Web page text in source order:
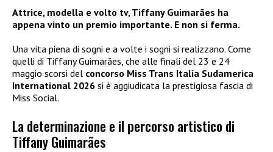
Attrice, modella e volto tv, Tiffany Guimarães ha
appena vinto un premio importante. E non si ferma.
Una vita piena di sogni e a volte i sogni si realizzano. Come
quelli di Tiffany Guimarães, che alle finali del 23 e 24
maggio scorsi del concorso Miss Trans Italia Sudamerica
International 2026 si è aggiudicata la prestigiosa fascia di
Miss Social.
La determinazione e il percorso artistico di
Tiffany Guimarães